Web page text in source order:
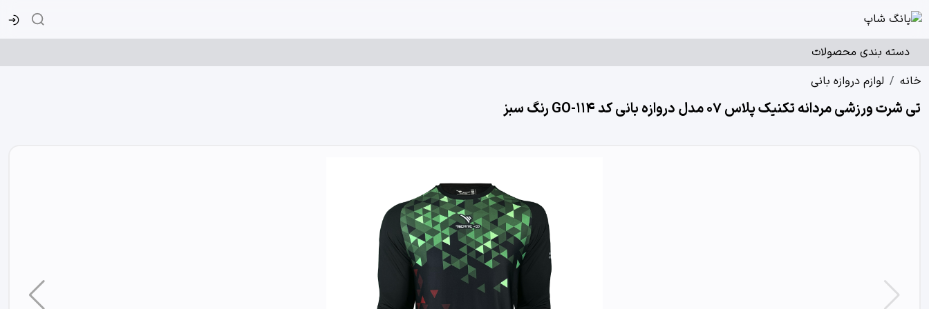
دسته بندی محصولات
خانه
لوازم دروازه بانی
تی شرت ورزشی مردانه تکنیک پلاس 07 مدل دروازه بانی کد GO-114 رنگ سبز